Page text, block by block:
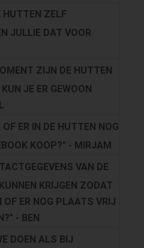
HUTTEN ZELF
JULLIE DAT VOOR
ZIJN DE HUTTEN
JE ER GEWOON
OF ER IN DE HUTTEN NOG
KOOP?" - MIRJAM
VAN DE
KRIJGEN ZODAT
OF ER NOG PLAATS VRIJ
- BEN
DOEN ALS BIJ